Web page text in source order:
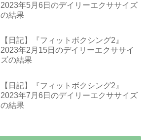
2023年5月6日のデイリーエクササイズ
の結果
【日記】『フィットボクシング2』
2023年2月15日のデイリーエクササイ
ズの結果
【日記】『フィットボクシング2』
2023年7月6日のデイリーエクササイズ
の結果